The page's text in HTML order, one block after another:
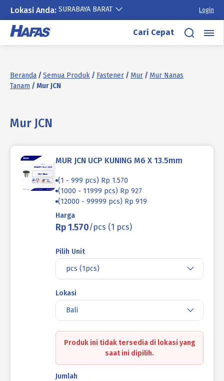
Lokasi Anda: SURABAYA BARAT Login
Lewati
konten
Cari Cepat
Beranda / Semua Produk / Fastener / Mur / Mur Nanas
Tanam / Mur JCN
Mur JCN
MUR JCN UCP KUNING M6 X 13.5mm
(1 - 999 pcs) Rp 1.570
(1000 - 11999 pcs) Rp 927
(12000 - 99999 pcs) Rp 919
Harga
Rp 1.570/pcs (1 pcs)
Pilih Unit
pcs (1pcs)
Lokasi
Bali
Produk ini tidak tersedia di lokasi yang
saat ini dipilih.
Jumlah